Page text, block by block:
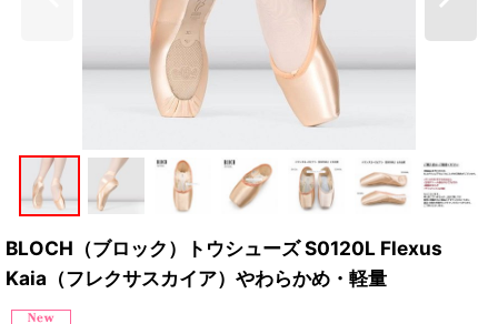
BLOCH（ブロック）トウシューズ S0120L Flexus
Kaia（フレクサスカイア）やわらかめ・軽量